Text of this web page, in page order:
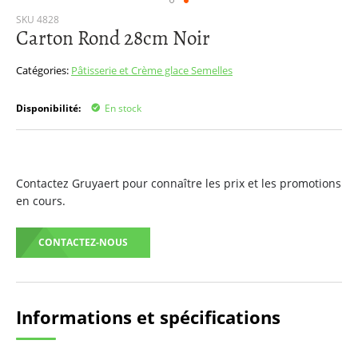
SKU 4828
Carton Rond 28cm Noir
Catégories: Pâtisserie et Crème glaceSemelles
Disponibilité: En stock
Contactez Gruyaert pour connaître les prix et les promotions
en cours.
CONTACTEZ-NOUS
Passer
au
de
d’images
Informations et spécifications